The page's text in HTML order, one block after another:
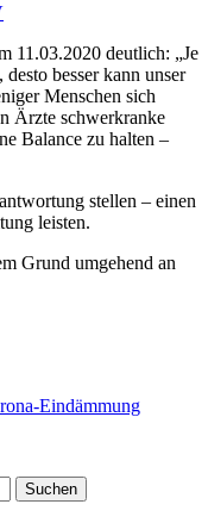
11.03.2020 deutlich: „Je
besser kann unser
Menschen sich
Ärzte schwerkranke
Balance zu halten –
stellen – einen
leisten.
Grund umgehend an
Eindämmung